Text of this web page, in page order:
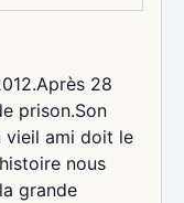
28
prison.Son
vieil ami doit le
nous
grande